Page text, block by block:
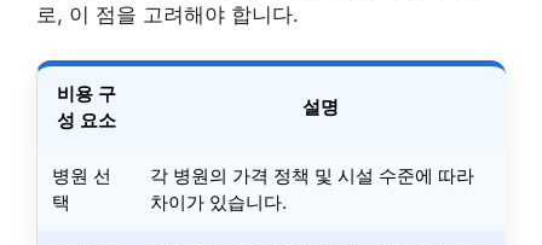
로, 이 점을 고려해야 합니다.
비용 구
성 요소
설명
병원 선
택
각 병원의 가격 정책 및 시설 수준에 따라
차이가 있습니다.